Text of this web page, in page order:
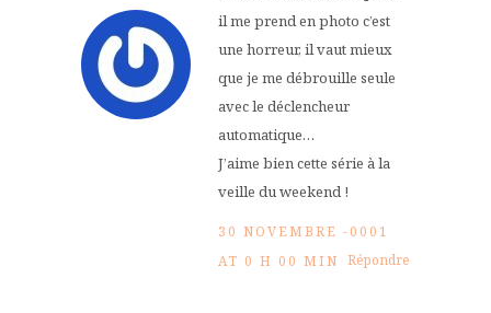
il me prend en photo c’est
une horreur, il vaut mieux
que je me débrouille seule
avec le déclencheur
automatique…
J’aime bien cette série à la
veille du weekend !
30 NOVEMBRE -0001
AT 0 H 00 MIN Répondre